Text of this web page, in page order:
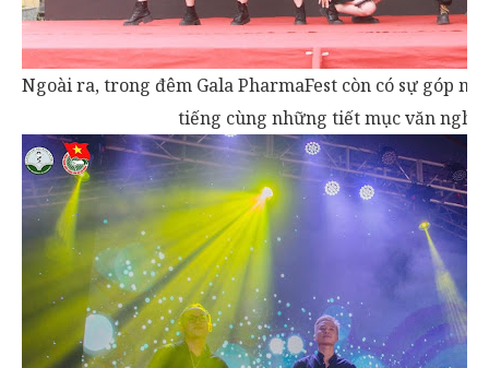
Ngoài ra, trong đêm Gala PharmaFest còn có sự góp
tiếng cùng những tiết mục văn nghệ